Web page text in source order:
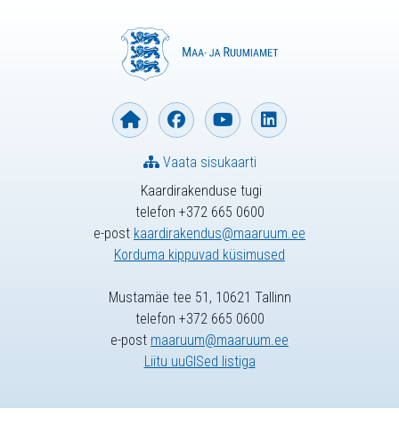
Kaardirakenduse tugi
telefon +372 665 0600
e-post kaardirakendus@maaruum.ee
Korduma kippuvad küsimused
Vaata sisukaarti
Mustamäe tee 51, 10621 Tallinn
telefon +372 665 0600
e-post maaruum@maaruum.ee
Liitu uuGISed listiga